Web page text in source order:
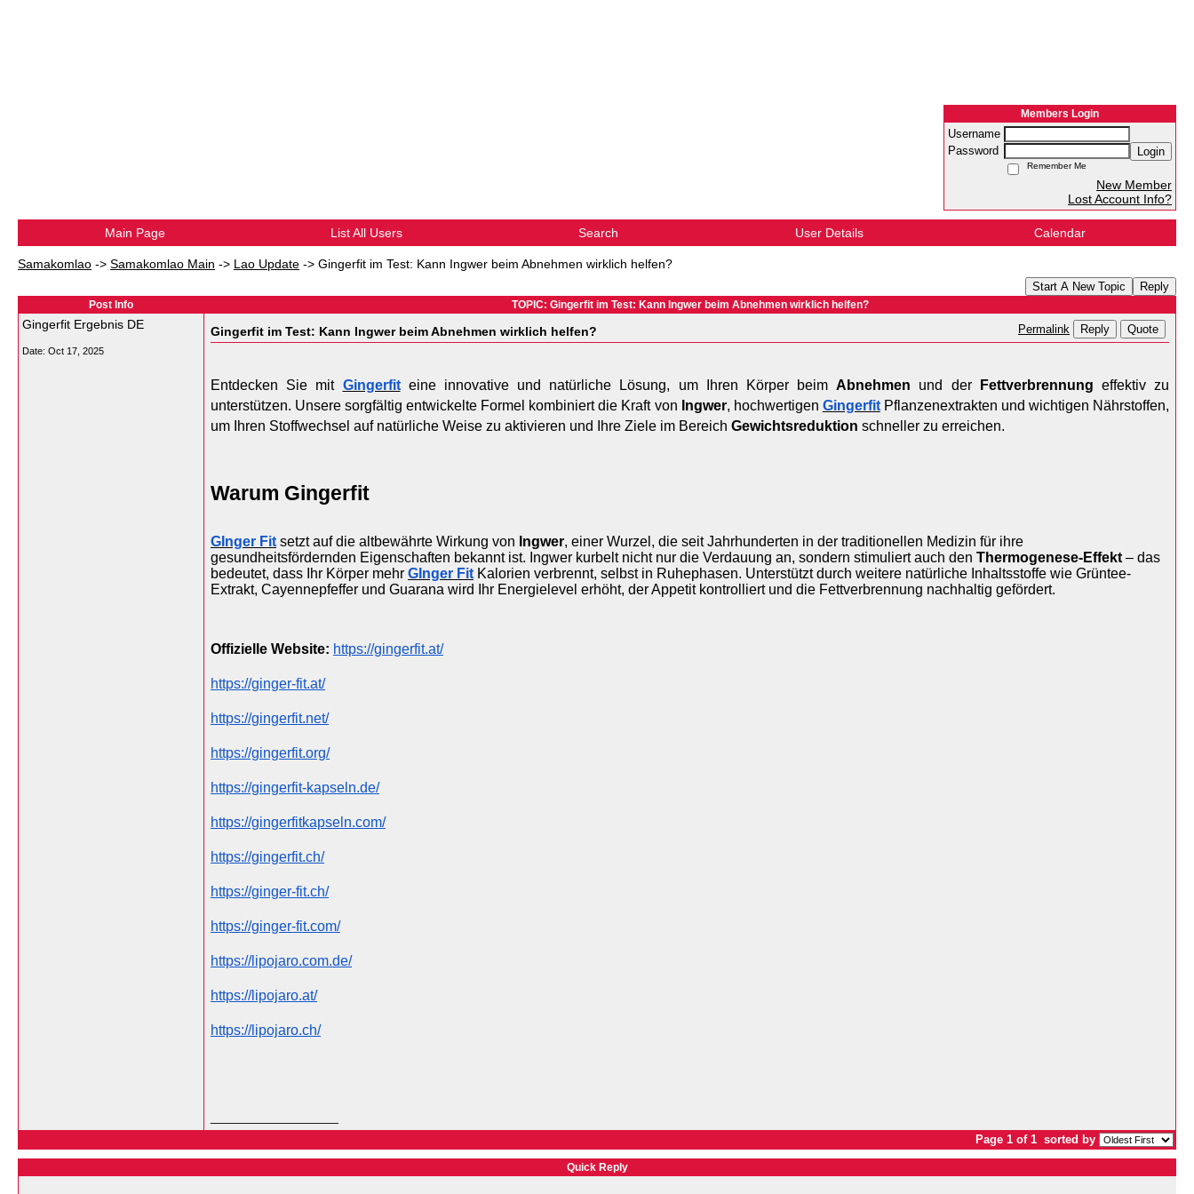
Members Login
Username
Password
Login
Remember Me
New Member
Lost Account Info?
Main Page List All Users Search User Details Calendar
Samakomlao -> Samakomlao Main -> Lao Update -> Gingerfit im Test: Kann Ingwer beim Abnehmen wirklich helfen?
Start A New Topic Reply
Post Info TOPIC: Gingerfit im Test: Kann Ingwer beim Abnehmen wirklich helfen?
Gingerfit Ergebnis DE
Date: Oct 17, 2025
Gingerfit im Test: Kann Ingwer beim Abnehmen wirklich helfen? Permalink Reply Quote
Entdecken Sie mit Gingerfit eine innovative und natürliche Lösung, um Ihren Körper beim Abnehmen und der Fettverbrennung effektiv zu
unterstützen. Unsere sorgfältig entwickelte Formel kombiniert die Kraft von Ingwer, hochwertigen Gingerfit Pflanzenextrakten und wichtigen Nährstoffen,
um Ihren Stoffwechsel auf natürliche Weise zu aktivieren und Ihre Ziele im Bereich Gewichtsreduktion schneller zu erreichen.
Warum Gingerfit
GInger Fit setzt auf die altbewährte Wirkung von Ingwer, einer Wurzel, die seit Jahrhunderten in der traditionellen Medizin für ihre
gesundheitsfördernden Eigenschaften bekannt ist. Ingwer kurbelt nicht nur die Verdauung an, sondern stimuliert auch den Thermogenese-Effekt – das
bedeutet, dass Ihr Körper mehr GInger Fit Kalorien verbrennt, selbst in Ruhephasen. Unterstützt durch weitere natürliche Inhaltsstoffe wie Grüntee-
Extrakt, Cayennepfeffer und Guarana wird Ihr Energielevel erhöht, der Appetit kontrolliert und die Fettverbrennung nachhaltig gefördert.
Offizielle Website: https://gingerfit.at/
https://ginger-fit.at/
https://gingerfit.net/
https://gingerfit.org/
https://gingerfit-kapseln.de/
https://gingerfitkapseln.com/
https://gingerfit.ch/
https://ginger-fit.ch/
https://ginger-fit.com/
https://lipojaro.com.de/
https://lipojaro.at/
https://lipojaro.ch/
Page 1 of 1 sorted by
Quick Reply